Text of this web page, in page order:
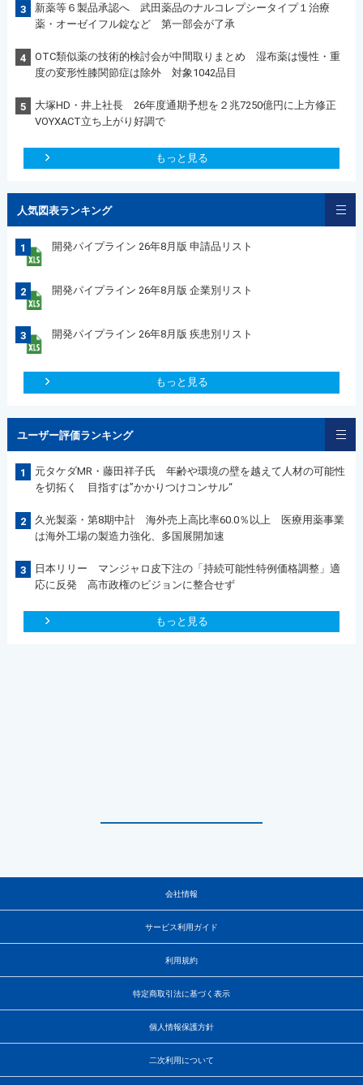
3
新薬等６製品承認へ 武田薬品のナルコレプシータイプ１治療
薬・オーゼイフル錠など 第一部会が了承
4
OTC類似薬の技術的検討会が中間取りまとめ 湿布薬は慢性・重
度の変形性膝関節症は除外 対象1042品目
5
大塚HD・井上社長 26年度通期予想を２兆7250億円に上方修正
VOYXACT立ち上がり好調で
もっと見る
人気図表ランキング
1 開発パイプライン 26年8月版 申請品リスト
2 開発パイプライン 26年8月版 企業別リスト
3 開発パイプライン 26年8月版 疾患別リスト
もっと見る
ユーザー評価ランキング
1
元タケダMR・藤田祥子氏 年齢や環境の壁を越えて人材の可能性
を切拓く 目指すは”かかりつけコンサル“
2
久光製薬・第8期中計 海外売上高比率60.0％以上 医療用薬事業
は海外工場の製造力強化、多国展開加速
3
日本リリー マンジャロ皮下注の「持続可能性特例価格調整」適
応に反発 高市政権のビジョンに整合せず
もっと見る
会社情報
サービス利用ガイド
利用規約
特定商取引法に基づく表示
個人情報保護方針
二次利用について